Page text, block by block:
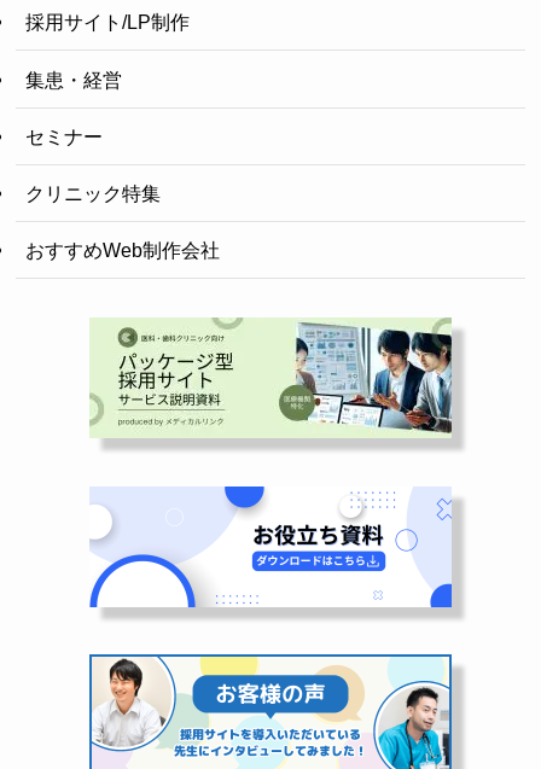
採用サイト/LP制作
集患・経営
セミナー
クリニック特集
おすすめWeb制作会社